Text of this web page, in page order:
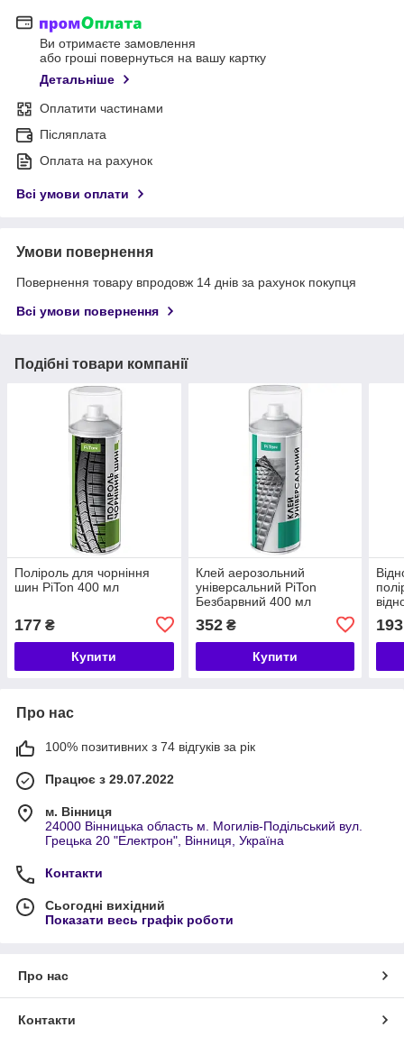
Ви отримаєте замовлення
або гроші повернуться на вашу картку
Детальніше
Оплатити частинами
Післяплата
Оплата на рахунок
Всі умови оплати
Умови повернення
Повернення товару впродовж 14 днів за рахунок покупця
Всі умови повернення
Подібні товари компанії
Поліроль для чорніння
шин PiTon 400 мл
177 ₴
Купити
Клей аерозольний
універсальний PiTon
Безбарвний 400 мл
352₴
Купити
193
Про нас
100% позитивних з 74 відгуків за рік
Працює з 29.07.2022
м. Вінниця
24000 Вінницька область м. Могилів-Подільський вул.
Грецька 20 "Електрон", Вінниця, Україна
Контакти
Сьогодні вихідний
Показати весь графік роботи
Про нас
Контакти